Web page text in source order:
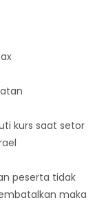
kurs saat setor
peserta tidak
maka